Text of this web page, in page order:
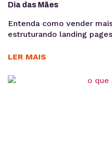
Dia das Mães
Entenda como vender
estruturando landing
sustentar campanhas com
com maior potencial para
LER MAIS